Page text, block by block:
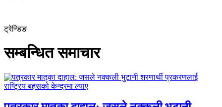
ट्रेन्डिङ
सम्बन्धित समाचार